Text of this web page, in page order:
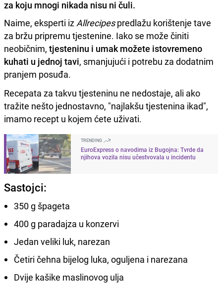
za koju mnogi nikada nisu ni čuli.
Naime, eksperti iz Allrecipespredlažu korištenje tave
za bržu pripremu tjestenine. Iako se može činiti
neobičnim, tjesteninu i umak možete istovremeno
kuhati u jednoj tavi, smanjujući i potrebu za dodatnim
pranjem posuđa.
Recepata za takvu tjesteninu ne nedostaje, ali ako
tražite nešto jednostavno, "najlakšu tjestenina ikad",
imamo recept u kojem ćete uživati.
TRENDING
EuroExpress o navodima iz Bugojna: Tvrde da
njihova vozila nisu učestvovala u incidentu
Sastojci:
350 g špageta
400 g paradajza u konzervi
Jedan veliki luk, narezan
Četiri čehna bijelog luka, oguljena i narezana
Dvije kašike maslinovog ulja